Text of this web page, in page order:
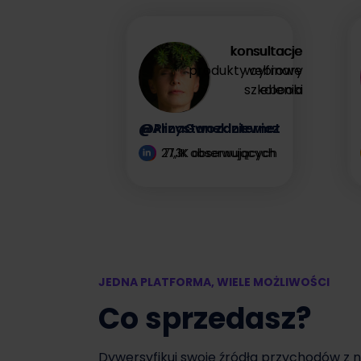
zysk
Zyskaj
konsultacje
webinary
ebooki
@PrzystanekInternet
71,3K obserwujących
konsultacje
produkty cyfrowe
szkolenia
@AlinaGwozdziewicz
27,1K obserwujących
JEDNA PLATFORMA, WIELE MOŻLIWOŚCI
Co sprzedasz?